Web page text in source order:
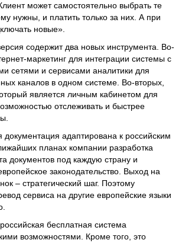
может самостоятельно выбрать те
нужны, и платить только за них. А при
новые».
содержит два новых инструмента. Во-
маркетинг для интеграции системы с
сетями и сервисами аналитики для
каналов в одном системе. Во-вторых,
является личным кабинетом для
отслеживать и быстрее
адаптирована к российским
планах компании разработка
документов под каждую страну и
законодательство. Выход на
– стратегический шаг. Поэтому
сервиса на другие европейские языки
бесплатная система
возможностями. Кроме того, это